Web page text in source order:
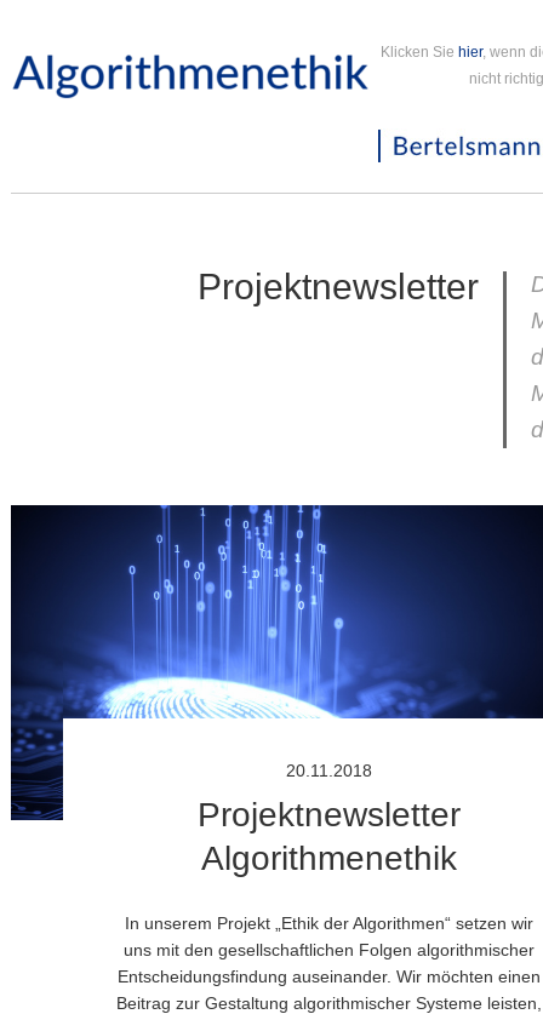
Klicken Sie hier, wenn
nicht
Projektnewsletter
20.11.2018
Projektnewsletter
Algorithmenethik
In unserem Projekt „Ethik der Algorithmen“ setzen wir
uns mit den gesellschaftlichen Folgen algorithmischer
Entscheidungsfindung auseinander. Wir möchten einen
Beitrag zur Gestaltung algorithmischer Systeme leisten,